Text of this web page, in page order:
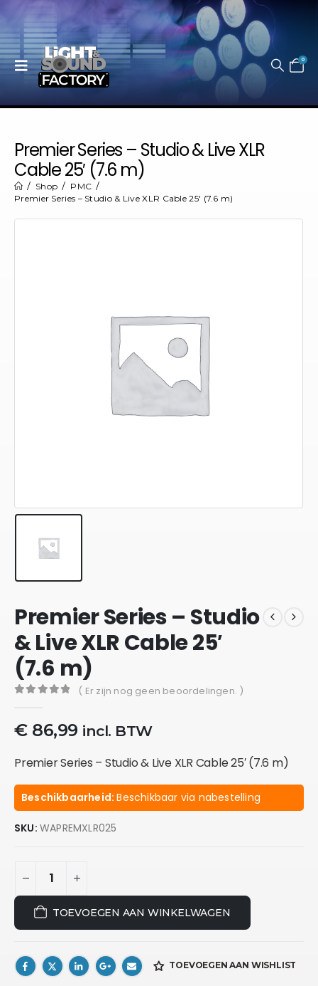
0
Premier Series – Studio & Live XLR
Cable 25′ (7.6 m)
Shop
PMC
Premier Series – Studio & Live XLR Cable 25′ (7.6 m)
Premier Series – Studio
& Live XLR Cable 25′
(7.6 m)
( Er zijn nog geen beoordelingen. )
€86,99 incl. BTW
Premier Series – Studio & Live XLR Cable 25′ (7.6 m)
Beschikbaarheid:Beschikbaar via nabestelling
SKU: WAPREMXLR025
TOEVOEGEN AAN WINKELWAGEN
TOEVOEGEN AAN WISHLIST